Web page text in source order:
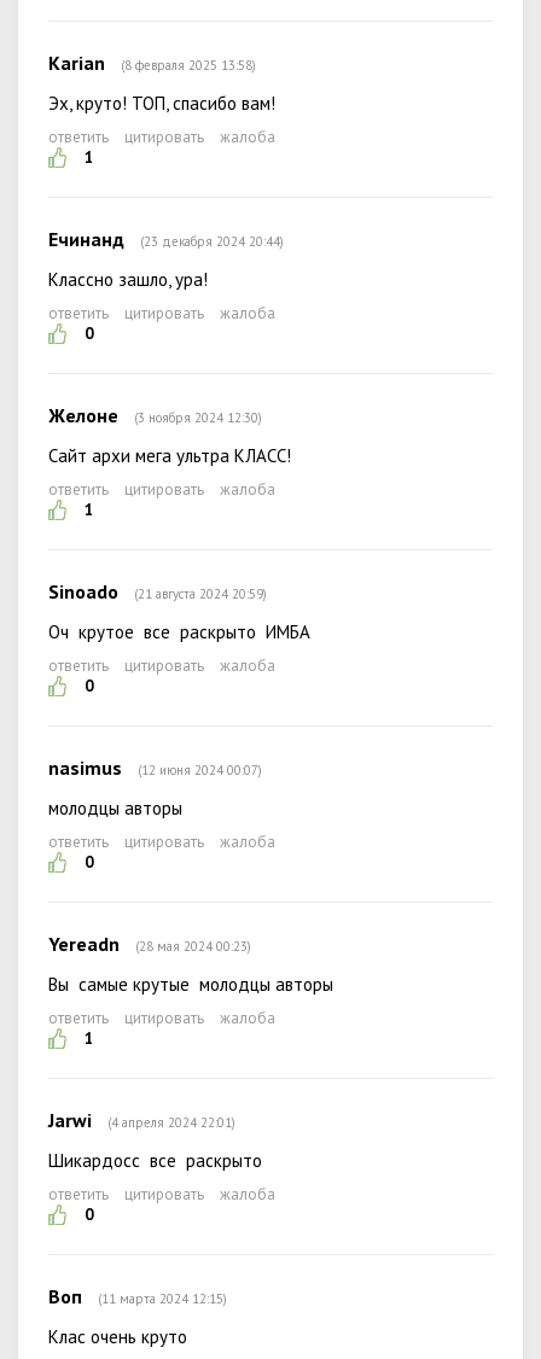
Karian (8 февраля 2025 13:58)
Эх, круто! ТОП, спасибо вам!
ответить цитировать
жалоба
1
Ечинанд (23 декабря 2024 20:44)
Классно зашло, ура!
ответить цитировать
жалоба
0
Желоне (3 ноября 2024 12:30)
Сайт архи мега ультра КЛАСС!
ответить цитировать
жалоба
1
Sinoado (21 августа 2024 20:59)
Оч крутое все раскрыто ИМБА
ответить цитировать
жалоба
0
nasimus (12 июня 2024 00:07)
молодцы авторы
ответить цитировать
жалоба
0
Yereadn (28 мая 2024 00:23)
Вы самые крутые молодцы авторы
ответить цитировать
жалоба
1
Jarwi (4 апреля 2024 22:01)
Шикардосс все раскрыто
ответить цитировать
жалоба
0
Воп (11 марта 2024 12:15)
Клас очень круто